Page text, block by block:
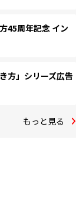
45周年記念 イン
方」シリーズ広告
もっと見る